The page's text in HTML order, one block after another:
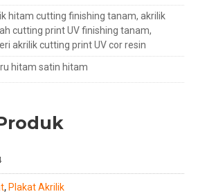
hitam cutting finishing tanam, akrilik
cutting print UV finishing tanam,
akrilik cutting print UV cor resin
hitam satin hitam
, Plakat Akrilik